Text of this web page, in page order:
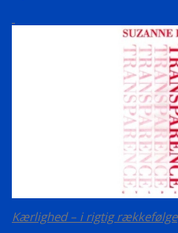
Kærlighed – i rigtig rækkefølge